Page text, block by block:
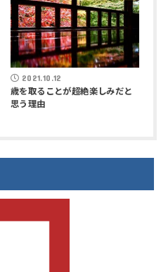
2021.10.12
歳を取ることが超絶楽しみだと
思う理由